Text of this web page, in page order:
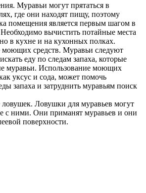
Муравьи могут прятаться в
где они находят пищу, поэтому
помещения является первым шагом в
вычистить потайные места
в кухне и на кухонных полках.
моющих средств. Муравьи следуют
еду по следам запаха, которые
муравьи. Использование моющих
уксус и сода, может помочь
запаха и затруднить муравьям поиск
ловушек. Ловушки для муравьев могут
с ними. Они приманят муравьев и они
поверхности.